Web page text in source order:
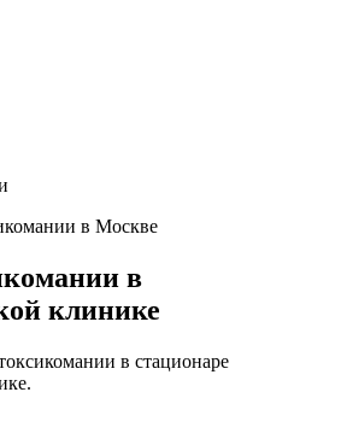
в Москве
в
клинике
в стационаре